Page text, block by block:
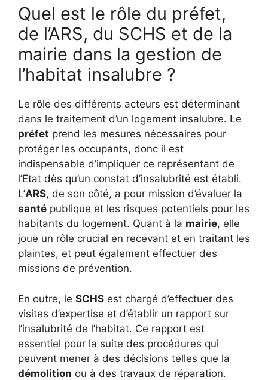
Quel est le rôle du préfet,
de l’ARS, du SCHS et de la
mairie dans la gestion de
l’habitat insalubre ?
Le rôle des différents acteurs est déterminant
dans le traitement d’un logement insalubre. Le
préfet prend les mesures nécessaires pour
protéger les occupants, donc il est
indispensable d’impliquer ce représentant de
l’Etat dès qu’un constat d’insalubrité est établi.
L’ARS, de son côté, a pour mission d’évaluer la
santé publique et les risques potentiels pour les
habitants du logement. Quant à la mairie, elle
joue un rôle crucial en recevant et en traitant les
plaintes, et peut également effectuer des
missions de prévention.
En outre, le SCHS est chargé d’effectuer des
visites d’expertise et d’établir un rapport sur
l’insalubrité de l’habitat. Ce rapport est
essentiel pour la suite des procédures qui
peuvent mener à des décisions telles que la
démolition ou à des travaux de réparation.